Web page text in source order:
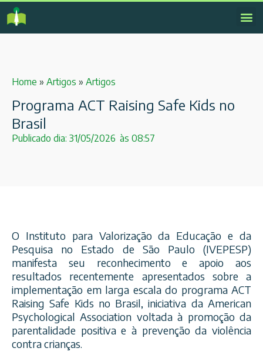
Home » Artigos » Artigos
Programa ACT Raising Safe Kids no
Brasil
Publicado dia: 31/05/2026 às 08:57
O Instituto para Valorização da Educação e da
Pesquisa no Estado de São Paulo (IVEPESP)
manifesta seu reconhecimento e apoio aos
resultados recentemente apresentados sobre a
implementação em larga escala do programa ACT
Raising Safe Kids no Brasil, iniciativa da American
Psychological Association voltada à promoção da
parentalidade positiva e à prevenção da violência
contra crianças.